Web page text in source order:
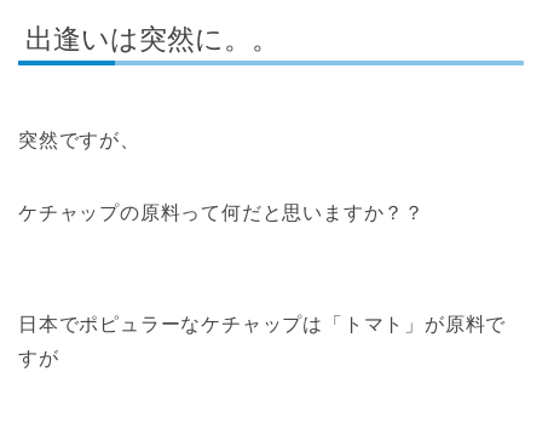
出逢いは突然に。。
突然ですが、
ケチャップの原料って何だと思いますか？？
日本でポピュラーなケチャップは「トマト」が原料で
すが